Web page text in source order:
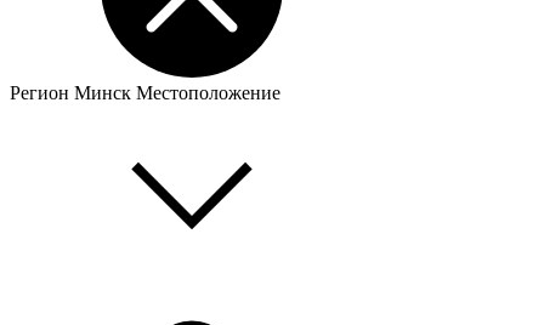
Регион Минск Местоположение